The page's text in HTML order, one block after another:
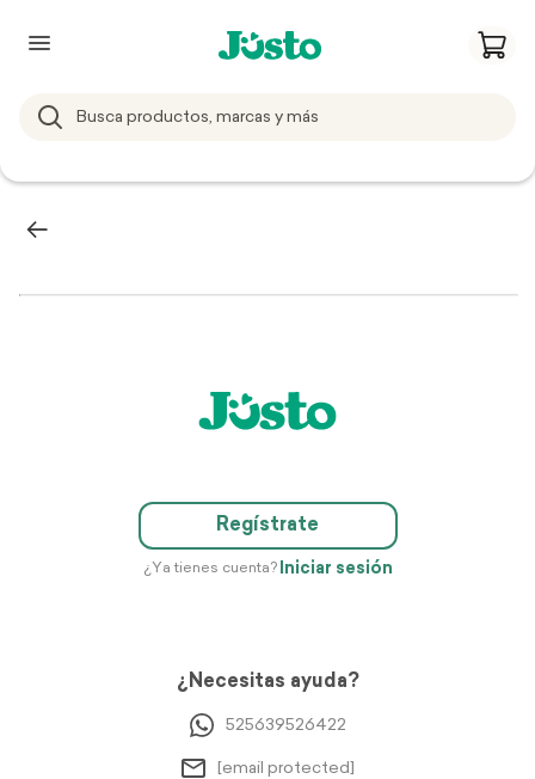
Regístrate
¿Ya tienes cuenta? Iniciar sesión
¿Necesitas ayuda?
525639526422
[email protected]